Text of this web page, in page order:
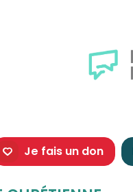
Je fais un don